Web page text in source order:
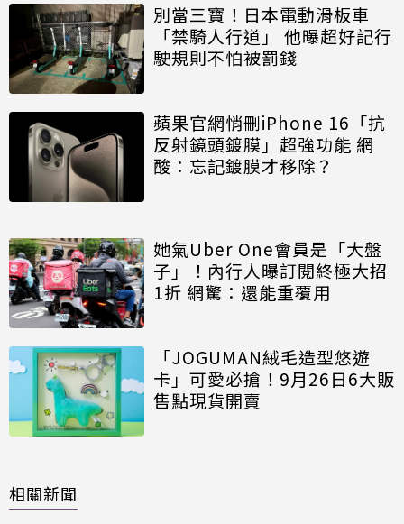
別當三寶！日本電動滑板車
「禁騎人行道」 他曝超好記行
駛規則不怕被罰錢
蘋果官網悄刪iPhone 16「抗
反射鏡頭鍍膜」超強功能 網
酸：忘記鍍膜才移除？
她氣Uber One會員是「大盤
子」！內行人曝訂閱終極大招
1折 網驚：還能重覆用
「JOGUMAN絨毛造型悠遊
卡」可愛必搶！9月26日6大販
售點現貨開賣
相關新聞